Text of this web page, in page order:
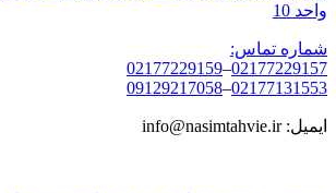
واحد 10
شماره تماس:
02177229157
–
02177229159
02177131553
–
09129217058
ایمیل: info@nasimtahvie.ir